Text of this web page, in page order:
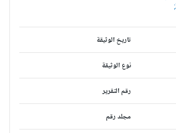
تاريخ الوثيقة
نوع الوثيقة
رقم التقرير
مجلد رقم